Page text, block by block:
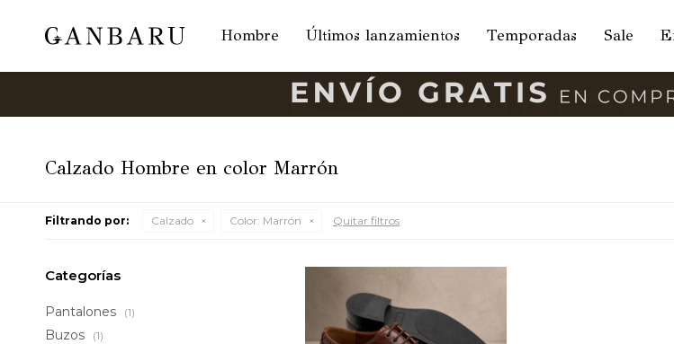
Hombre Últimos lanzamientos Temporadas Sale
Calzado Hombre en color Marrón
Filtrando por: Calzado Color: Marrón Quitar filtros
Categorías
Pantalones (1)
Buzos (1)